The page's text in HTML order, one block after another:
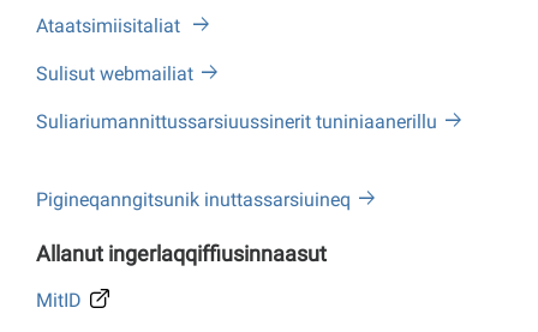
Ataatsimiisitaliat
Sulisut webmailiat
Suliariumannittussarsiuussinerit tuniniaanerillu
Pigineqanngitsunik inuttassarsiuineq
Allanut ingerlaqqiffiusinnaasut
MitID